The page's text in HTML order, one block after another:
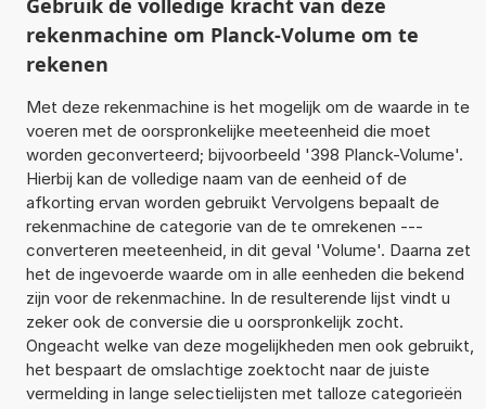
rekenmachine om Planck-Volume om te
rekenen
Met deze rekenmachine is het mogelijk om de waarde in te
voeren met de oorspronkelijke meeteenheid die moet
worden geconverteerd; bijvoorbeeld '398 Planck-Volume'.
Hierbij kan de volledige naam van de eenheid of de
afkorting ervan worden gebruikt Vervolgens bepaalt de
rekenmachine de categorie van de te omrekenen ---
converteren meeteenheid, in dit geval 'Volume'. Daarna zet
het de ingevoerde waarde om in alle eenheden die bekend
zijn voor de rekenmachine. In de resulterende lijst vindt u
zeker ook de conversie die u oorspronkelijk zocht.
Ongeacht welke van deze mogelijkheden men ook gebruikt,
het bespaart de omslachtige zoektocht naar de juiste
vermelding in lange selectielijsten met talloze categorieën